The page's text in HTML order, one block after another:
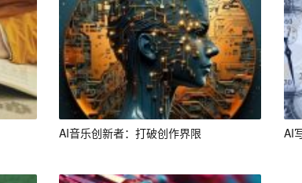
时间和精力，而百度AI写作服务平台可以帮助用户简
写作任务，提高工作效率。
导功能可以帮助用户提高写作质量。在不断的练习
AI音乐创新者：打破创作界限 AI